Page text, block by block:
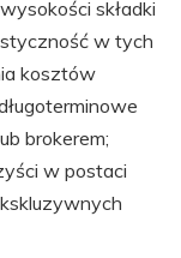
składki
w tych
kosztów
brokerem;
w postaci